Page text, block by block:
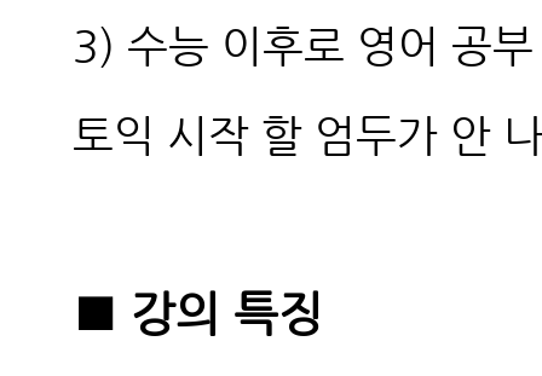
3) 수능 이후로 영어 공
토익 시작 할 엄두가 안
■ 강의 특징